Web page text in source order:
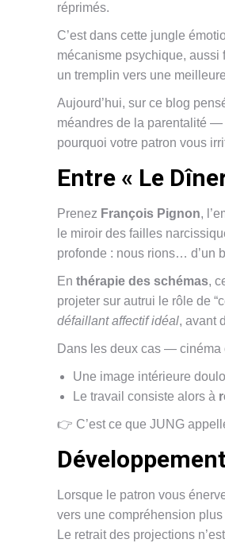
réprimés.
C’est dans cette jungle
mécanisme psychique,
un tremplin vers une
Aujourd’hui, sur ce blog
méandres de la parentalité —
pourquoi votre patron vous
Entre « Le
Prenez François Pignon,
le miroir des failles
profonde : nous rions… d’un
En thérapie des schémas,
projeter sur autrui le rôle de
défaillant affectif idéal, avant
Dans les deux cas —
Une image intérieure
Le travail consiste alors à
👉 C’est ce que JUNG
Lorsque le patron vous
vers une compréhension
Le retrait des projections